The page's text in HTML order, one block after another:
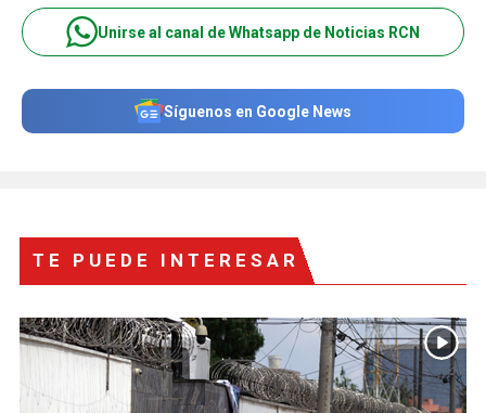
Unirse al canal de Whatsapp de Noticias RCN
Síguenos en Google News
TE PUEDE INTERESAR